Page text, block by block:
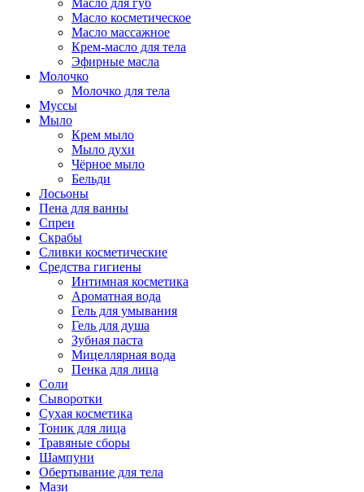
Масло косметическое
Масло массажное
Крем-масло для тела
Эфирные масла
Молочко
Молочко для тела
Муссы
Мыло
Крем мыло
Мыло духи
Чёрное мыло
Бельди
Лосьоны
Пена для ванны
Спреи
Скрабы
Сливки косметические
Средства гигиены
Интимная косметика
Ароматная вода
Гель для умывания
Гель для душа
Зубная паста
Мицеллярная вода
Пенка для лица
Соли
Сыворотки
Сухая косметика
Тоник для лица
Травяные сборы
Шампуни
Обертывание для тела
Мази